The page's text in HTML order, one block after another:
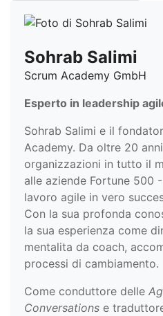
Sohrab Salimi
Scrum Academy GmbH
Esperto in leadership
Sohrab Salimi e il
Academy. Da oltre 20
organizzazioni in tutto il
alle aziende Fortune 500
lavoro agile in vero
Con la sua profonda
la sua esperienza come
mentalita da coach,
processi di cambiamento.
Come conduttore delle
Conversations e